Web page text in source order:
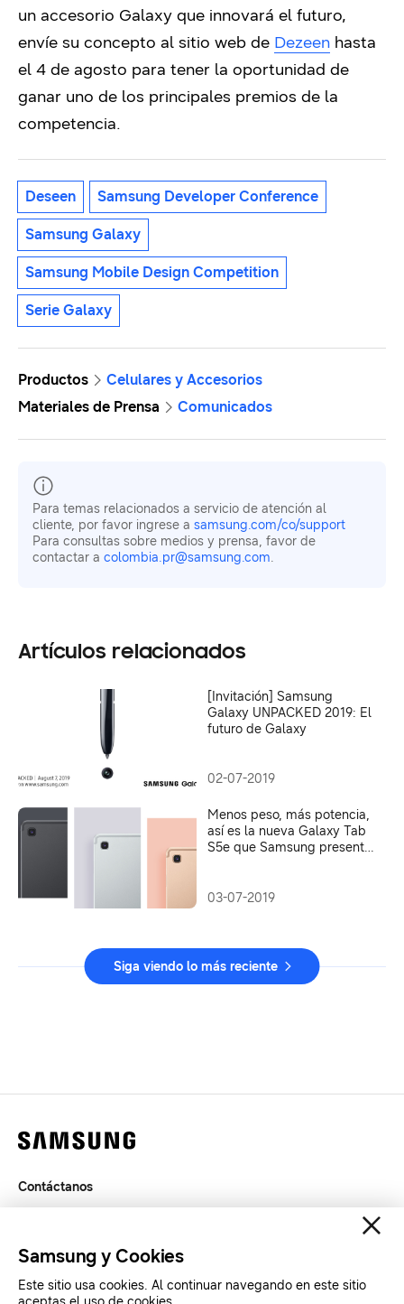
un accesorio Galaxy que innovará el futuro,
envíe su concepto al sitio web de Dezeen hasta
el 4 de agosto para tener la oportunidad de
ganar uno de los principales premios de la
competencia.
Deseen Samsung Developer Conference
Samsung Galaxy
Samsung Mobile Design Competition
Serie Galaxy
Productos
Celulares y Accesorios
Materiales de Prensa
Comunicados
Para temas relacionados a servicio de atención al
cliente, por favor ingrese a samsung.com/co/support
Para consultas sobre medios y prensa, favor de
contactar a colombia.pr@samsung.com.
Artículos relacionados
[Invitación] Samsung
Galaxy UNPACKED 2019: El
futuro de Galaxy
02-07-2019
Menos peso, más potencia,
así es la nueva Galaxy Tab
S5e que Samsung presenta
03-07-2019
Siga viendo lo más reciente
Contáctanos
SAMSUNG.COM
Samsung y Cookies
Este sitio usa cookies. Al continuar navegando en este sitio